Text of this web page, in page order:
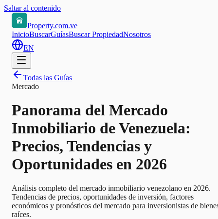
Saltar al contenido
Property.com.ve
InicioBuscarGuíasBuscar PropiedadNosotros
EN
Todas las Guías
Mercado
Panorama del Mercado
Inmobiliario de Venezuela:
Precios, Tendencias y
Oportunidades en 2026
Análisis completo del mercado inmobiliario venezolano en 2026.
Tendencias de precios, oportunidades de inversión, factores
económicos y pronósticos del mercado para inversionistas de
raíces.